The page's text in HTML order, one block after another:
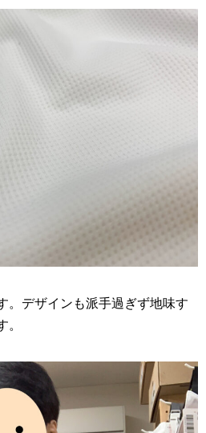
。デザインも派手過ぎず地味す
。